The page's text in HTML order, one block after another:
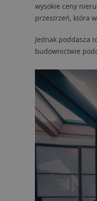
wysokie ceny
przestrzeń, która
Jednak poddasza
budownictwie